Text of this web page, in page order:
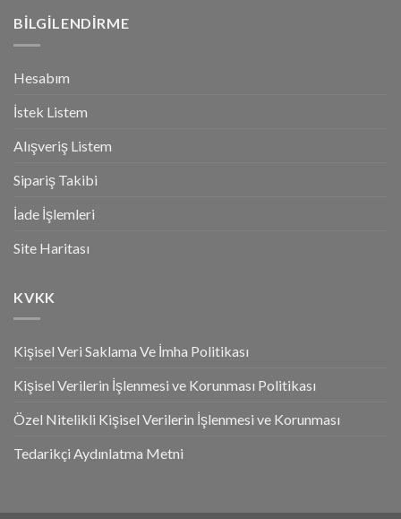
BILGILENDIRME
Hesabım
İstek Listem
Alışveriş Listem
Sipariş Takibi
İade İşlemleri
Site Haritası
KVKK
Kişisel Veri Saklama Ve İmha Politikası
Kişisel Verilerin İşlenmesi ve Korunması Politikası
Özel Nitelikli Kişisel Verilerin İşlenmesi ve Korunması
Tedarikçi Aydınlatma Metni